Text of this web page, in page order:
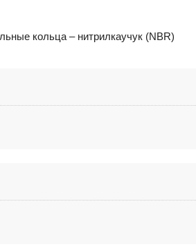
кольца – нитрилкаучук (NBR)